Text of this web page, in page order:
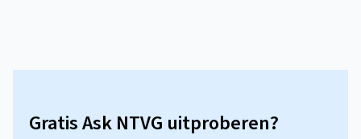
Gratis Ask NTVG uitproberen?